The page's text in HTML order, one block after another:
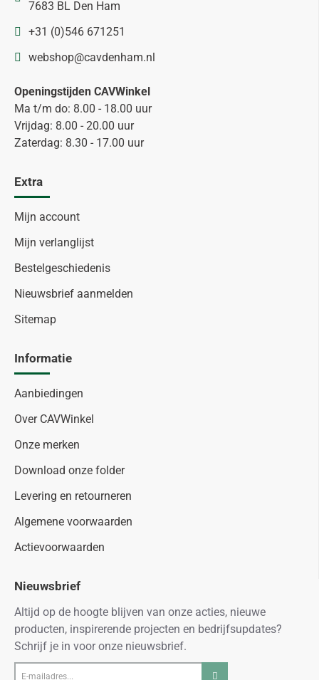
7683 BL Den Ham
+31 (0)546 671251
webshop@cavdenham.nl
Openingstijden CAVWinkel
Ma t/m do: 8.00 - 18.00 uur
Vrijdag: 8.00 - 20.00 uur
Zaterdag: 8.30 - 17.00 uur
Extra
Mijn account
Mijn verlanglijst
Bestelgeschiedenis
Nieuwsbrief aanmelden
Sitemap
Informatie
Aanbiedingen
Over CAVWinkel
Onze merken
Download onze folder
Levering en retourneren
Algemene voorwaarden
Actievoorwaarden
Nieuwsbrief
Altijd op de hoogte blijven van onze acties, nieuwe
producten, inspirerende projecten en bedrijfsupdates?
Schrijf je in voor onze nieuwsbrief.